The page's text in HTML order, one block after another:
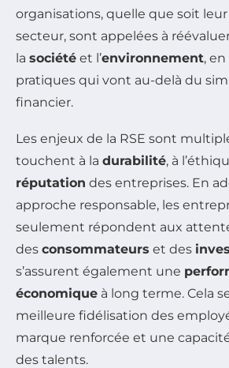
organisations, quelle que soit
secteur, sont appelées à
la société et l’environnement,
pratiques qui vont au-delà du
financier.
Les enjeux de la RSE sont
touchent à la durabilité, à
réputation des entreprises. En
approche responsable, les
seulement répondent aux
des consommateurs et des
s’assurent également une
économique à long terme. Cela
meilleure fidélisation des
marque renforcée et une
des talents.